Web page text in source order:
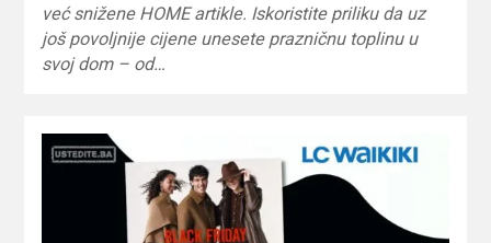
već snižene HOME artikle. Iskoristite priliku da uz
još povoljnije cijene unesete prazničnu toplinu u
svoj dom – od…